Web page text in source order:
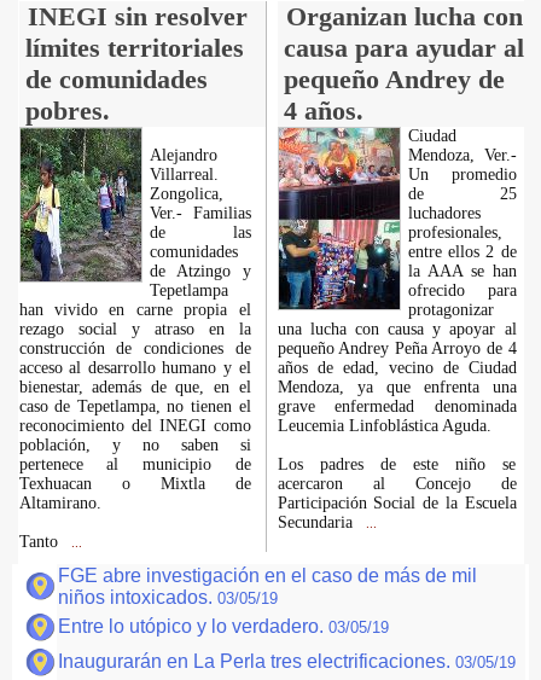
INEGI sin resolver
límites territoriales
de comunidades
pobres.
Organizan lucha con
causa para ayudar al
pequeño Andrey de
4 años.
Alejandro
Villarreal.
Zongolica,
Ver.- Familias
de las
comunidades
de Atzingo y
Tepetlampa
han vivido en carne propia el
rezago social y atraso en la
construcción de condiciones de
acceso al desarrollo humano y el
bienestar, además de que, en el
caso de Tepetlampa, no tienen el
reconocimiento del INEGI como
población, y no saben si
pertenece al municipio de
Texhuacan o Mixtla de
Altamirano.
Tanto
Ciudad
Mendoza, Ver.-
Un promedio
de 25
luchadores
profesionales,
entre ellos 2 de
la AAA se han
ofrecido para
protagonizar
una lucha con causa y apoyar al
pequeño Andrey Peña Arroyo de 4
años de edad, vecino de Ciudad
Mendoza, ya que enfrenta una
grave enfermedad denominada
Leucemia Linfoblástica Aguda.
Los padres de este niño se
acercaron al Concejo de
Participación Social de la Escuela
Secundaria
FGE abre investigación en el caso de más de mil
niños intoxicados. 03/05/19
Entre lo utópico y lo verdadero. 03/05/19
Inaugurarán en La Perla tres electrificaciones. 03/05/19